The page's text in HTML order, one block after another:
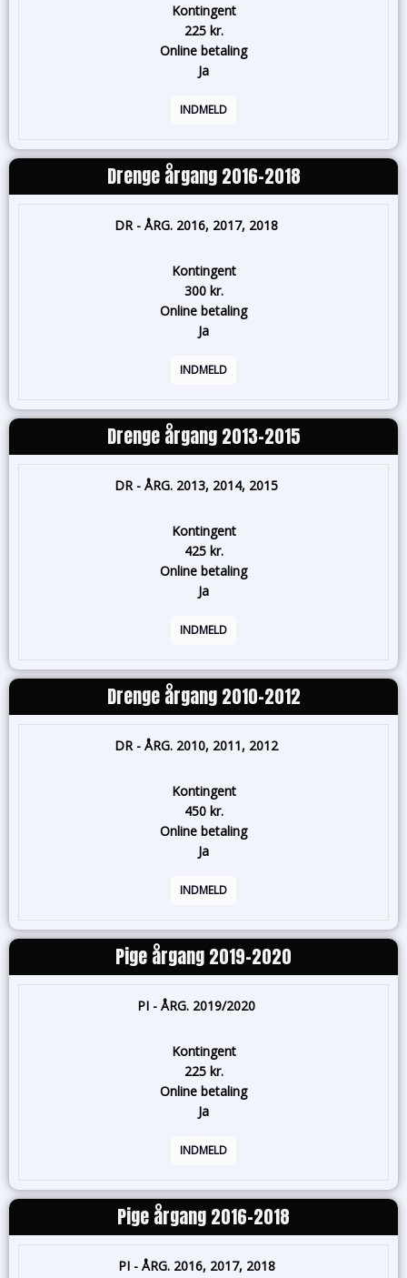
Kontingent
225 kr.
Online betaling
Ja
INDMELD
Drenge årgang 2016-2018
DR - ÅRG. 2016, 2017, 2018
Kontingent
300 kr.
Online betaling
Ja
INDMELD
Drenge årgang 2013-2015
DR - ÅRG. 2013, 2014, 2015
Kontingent
425 kr.
Online betaling
Ja
INDMELD
Drenge årgang 2010-2012
DR - ÅRG. 2010, 2011, 2012
Kontingent
450 kr.
Online betaling
Ja
INDMELD
Pige årgang 2019-2020
PI - ÅRG. 2019/2020
Kontingent
225 kr.
Online betaling
Ja
INDMELD
Pige årgang 2016-2018
PI - ÅRG. 2016, 2017, 2018